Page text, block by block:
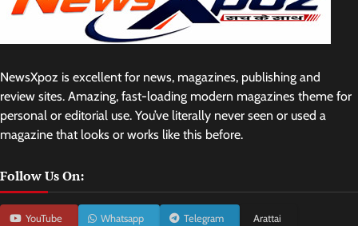
NewsXpoz is excellent for news, magazines, publishing and
review sites. Amazing, fast-loading modern magazines theme for
personal or editorial use. You’ve literally never seen or used a
magazine that looks or works like this before.
Follow Us On:
YouTube Whatsapp Telegram Arattai